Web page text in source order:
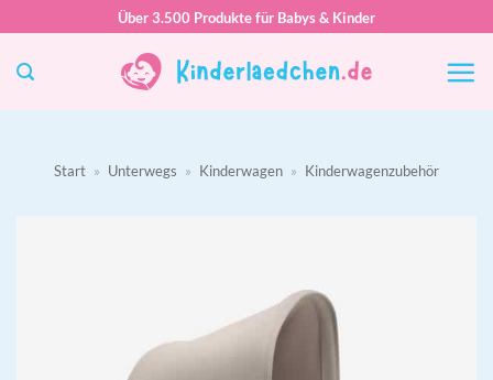
springen
Über 3.500 Produkte für Babys & Kinder
Start » Unterwegs » Kinderwagen » Kinderwagenzubehör